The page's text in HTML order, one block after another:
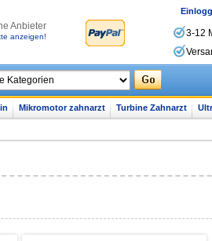
Anbieter
anzeigen!
3-12
Mikromotor zahnarzt Turbine Zahnarzt